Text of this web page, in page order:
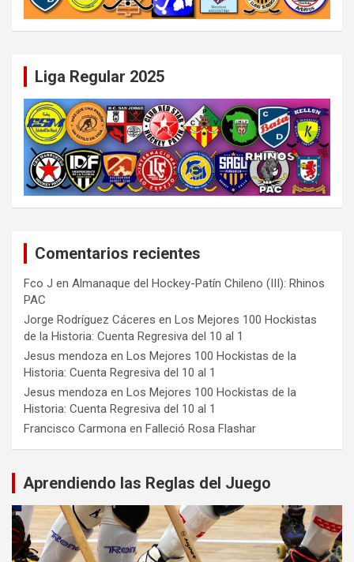
Liga Regular 2025
Comentarios recientes
Fco J en Almanaque del Hockey-Patín Chileno (III): Rhinos
PAC
Jorge Rodríguez Cáceres en Los Mejores 100 Hockistas
de la Historia: Cuenta Regresiva del 10 al 1
Jesus mendoza en Los Mejores 100 Hockistas de la
Historia: Cuenta Regresiva del 10 al 1
Jesus mendoza en Los Mejores 100 Hockistas de la
Historia: Cuenta Regresiva del 10 al 1
Francisco Carmona en Falleció Rosa Flashar
Aprendiendo las Reglas del Juego